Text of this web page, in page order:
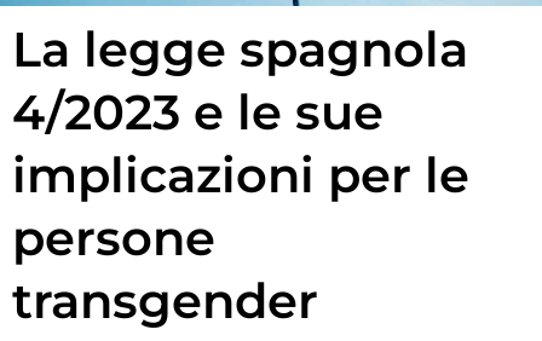
La legge spagnola
4/2023 e le sue
implicazioni per le
persone
transgender